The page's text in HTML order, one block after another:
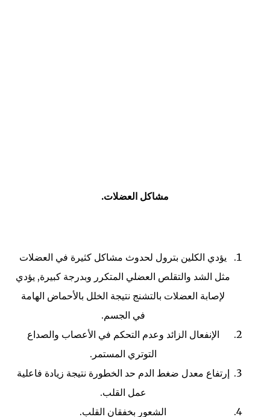
مشاكل العضلات.
يؤدي الكلين بترول لحدوث مشاكل كثيرة في العضلات
مثل الشد والتقلص العضلي المتكرر وبدرجة كبيرة, يؤدي
لإصابة العضلات بالتشنج نتيجة الخلل بالأحماض الهامة
في الجسم.
الإنفعال الزائد وعدم التحكم في الأعصاب والصداع
التوتري المستمر.
إرتفاع معدل ضغط الدم حد الخطورة نتيجة زيادة فاعلية
عمل القلب.
الشعور بخفقان القلب.